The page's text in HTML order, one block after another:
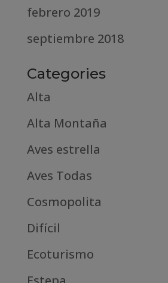
febrero 2019
septiembre 2018
Categories
Alta
Alta Montaña
Aves estrella
Aves Todas
Cosmopolita
Difícil
Ecoturismo